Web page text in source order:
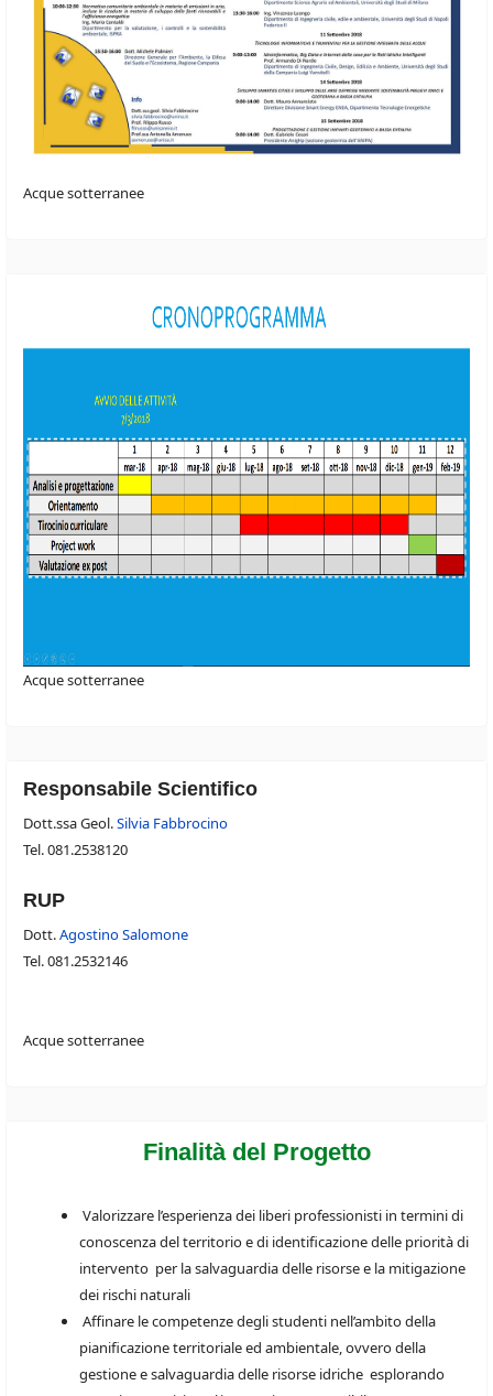
Acque sotterranee
Acque sotterranee
Responsabile Scientifico
Dott.ssa Geol.Silvia Fabbrocino
Tel. 081.2538120
RUP
Dott.Agostino Salomone
Tel. 081.2532146
Acque sotterranee
Finalità del Progetto
Valorizzare l’esperienza dei liberi professionisti in termini di
conoscenza del territorio e di identificazione delle priorità di
intervento per la salvaguardia delle risorse e la mitigazione
dei rischi naturali
Affinare le competenze degli studenti nell’ambito della
pianificazione territoriale ed ambientale, ovvero della
gestione e salvaguardia delle risorse idriche esplorando